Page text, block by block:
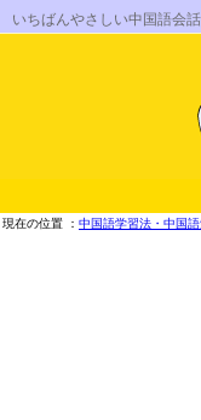
いちばんやさしい中国語
現在の位置 ： 中国語学習法・中国